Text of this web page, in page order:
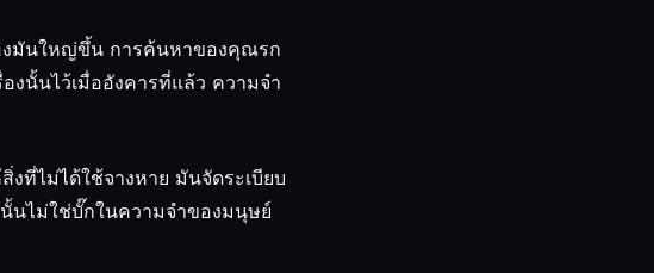
งมันใหญ่ขึ้น การค้นหาของคุณรก
งนั้นไว้เมื่ออังคารที่แล้ว ความจำ
ที่ไม่ได้ใช้จางหาย มันจัดระเบียบ
นไม่ใช่บั๊กในความจำของมนุษย์